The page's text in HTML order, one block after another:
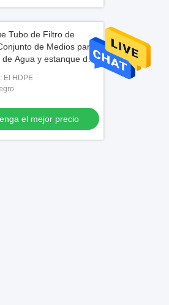
Tubo de Filtro de
de Medios para
de Agua y estanque de
El HDPE
el mejor precio